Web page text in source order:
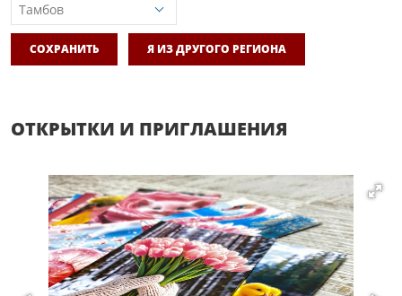
СОХРАНИТЬ Я ИЗ ДРУГОГО РЕГИОНА
ОТКРЫТКИ И ПРИГЛАШЕНИЯ